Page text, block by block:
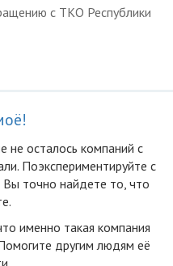
с ТКО Республики
не осталоcь компаний с
Поэкспериментируйте с
Вы точно найдете то, что
именно такая компания
другим людям её